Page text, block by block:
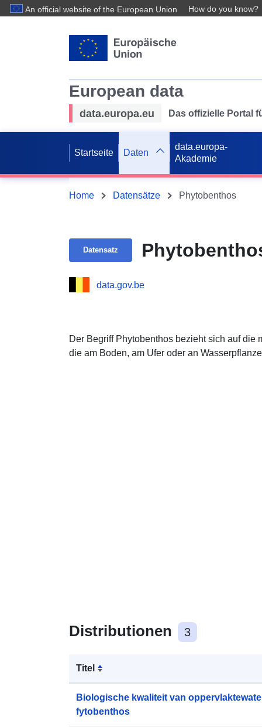
An official website of the European Union How do you know?
European data
data.europa.eu Das offizielle Portal
Startseite Daten
data.europa-
Akademie
Home Datensätze Phytobenthos
Datensatz
data.gov.be
Der Begriff Phytobenthos bezieht sich auf
die am Boden, am Ufer oder an
Distributionen 3
Titel
Biologische kwaliteit van
fytobenthos